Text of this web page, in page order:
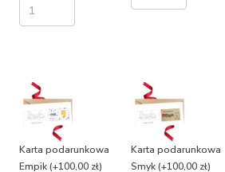
Karta podarunkowa
Empik(+100,00 zł)
Karta podarunkowa
Smyk(+100,00 zł)